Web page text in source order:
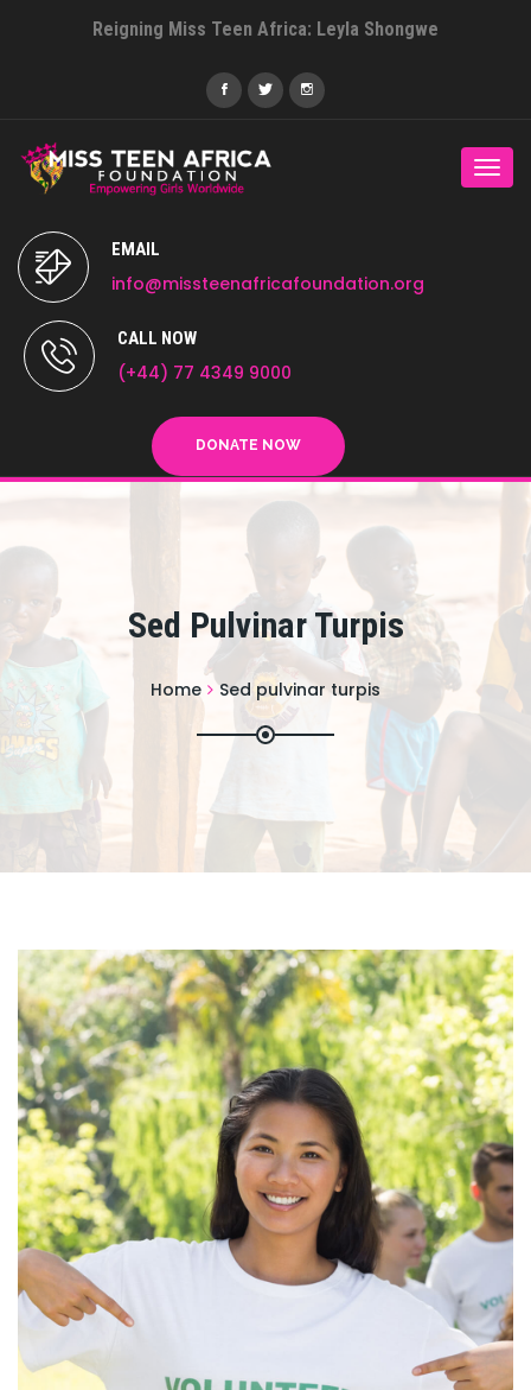
Reigning Miss Teen Africa: Leyla Shongwe
EMAIL
info@missteenafricafoundation.org
CALL NOW
(+44) 77 4349 9000
DONATE NOW
Sed Pulvinar Turpis
Home Sed pulvinar turpis